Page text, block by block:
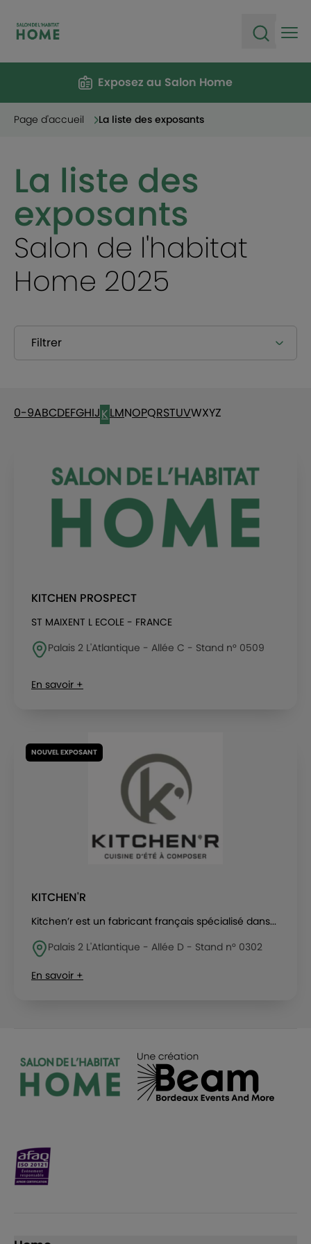
Exposez au Salon Home
Page d'accueil La liste des exposants
La liste des
exposants
Salon de l'habitat
Home 2025
Filtrer
0-9ABCDEFGHIJKLMNOPQRSTUVWXYZ
KITCHEN PROSPECT
ST MAIXENT L ECOLE - FRANCE
Palais 2 L'Atlantique - Allée C - Stand n° 0509
En savoir +
NOUVEL EXPOSANT
KITCHEN'R
Kitchen’r est un fabricant français spécialisé dans...
Palais 2 L'Atlantique - Allée D - Stand n° 0302
En savoir +